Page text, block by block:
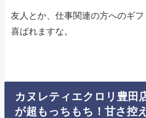
友人とか、仕事関連の方へのギ
喜ばれますな。
カヌレティエクロリ豊田
が超もっちもち！甘さ控